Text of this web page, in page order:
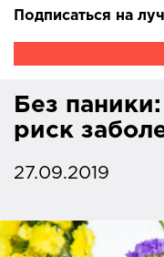
Подписаться на
Без
риск
27.09.2019